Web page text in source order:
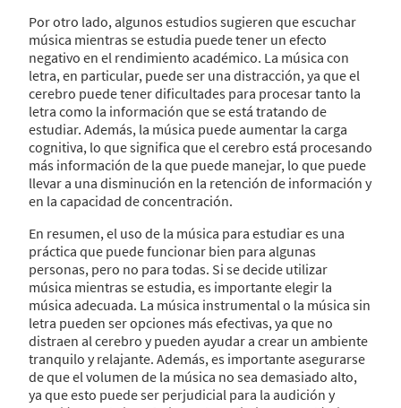
Por otro lado, algunos estudios sugieren que escuchar
música mientras se estudia puede tener un efecto
negativo en el rendimiento académico. La música con
letra, en particular, puede ser una distracción, ya que el
cerebro puede tener dificultades para procesar tanto la
letra como la información que se está tratando de
estudiar. Además, la música puede aumentar la carga
cognitiva, lo que significa que el cerebro está procesando
más información de la que puede manejar, lo que puede
llevar a una disminución en la retención de información y
en la capacidad de concentración.
En resumen, el uso de la música para estudiar es una
práctica que puede funcionar bien para algunas
personas, pero no para todas. Si se decide utilizar
música mientras se estudia, es importante elegir la
música adecuada. La música instrumental o la música sin
letra pueden ser opciones más efectivas, ya que no
distraen al cerebro y pueden ayudar a crear un ambiente
tranquilo y relajante. Además, es importante asegurarse
de que el volumen de la música no sea demasiado alto,
ya que esto puede ser perjudicial para la audición y